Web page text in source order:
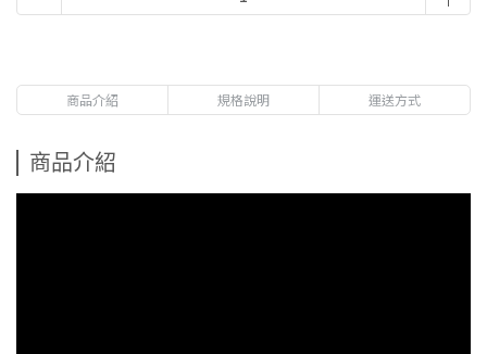
商品介紹 規格說明 運送方式
商品介紹